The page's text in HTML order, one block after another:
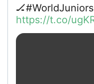
https://t.co/